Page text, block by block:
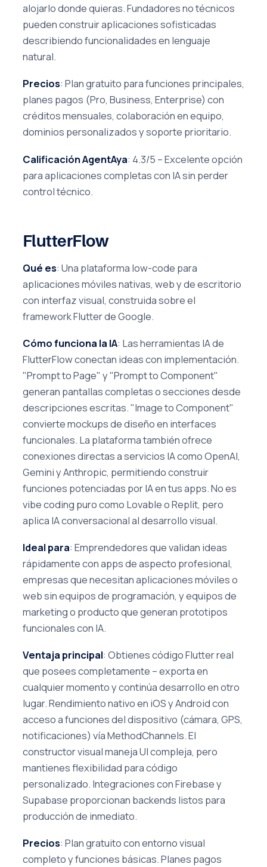
alojarlo donde quieras. Fundadores no técnicos
pueden construir aplicaciones sofisticadas
describiendo funcionalidades en lenguaje
natural.
Precios: Plan gratuito para funciones principales,
planes pagos (Pro, Business, Enterprise) con
créditos mensuales, colaboración en equipo,
dominios personalizados y soporte prioritario.
Calificación AgentAya: 4.3/5 – Excelente opción
para aplicaciones completas con IA sin perder
control técnico.
FlutterFlow
Qué es: Una plataforma low-code para
aplicaciones móviles nativas, web y de escritorio
con interfaz visual, construida sobre el
framework Flutter de Google.
Cómo funciona la IA: Las herramientas IA de
FlutterFlow conectan ideas con implementación.
"Prompt to Page" y "Prompt to Component"
generan pantallas completas o secciones desde
descripciones escritas. "Image to Component"
convierte mockups de diseño en interfaces
funcionales. La plataforma también ofrece
conexiones directas a servicios IA como OpenAI,
Gemini y Anthropic, permitiendo construir
funciones potenciadas por IA en tus apps. No es
vibe coding puro como Lovable o Replit, pero
aplica IA conversacional al desarrollo visual.
Ideal para: Emprendedores que validan ideas
rápidamente con apps de aspecto profesional,
empresas que necesitan aplicaciones móviles o
web sin equipos de programación, y equipos de
marketing o producto que generan prototipos
funcionales con IA.
Ventaja principal: Obtienes código Flutter real
que posees completamente – exporta en
cualquier momento y continúa desarrollo en otro
lugar. Rendimiento nativo en iOS y Android con
acceso a funciones del dispositivo (cámara, GPS,
notificaciones) vía MethodChannels. El
constructor visual maneja UI compleja, pero
mantienes flexibilidad para código
personalizado. Integraciones con Firebase y
Supabase proporcionan backends listos para
producción de inmediato.
Precios: Plan gratuito con entorno visual
completo y funciones básicas. Planes pagos